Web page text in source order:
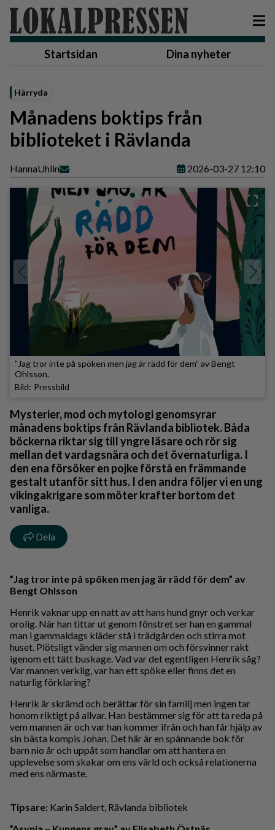
Startsidan Dina nyheter
Härryda
Månadens boktips från
biblioteket i Rävlanda
HannaUhlin 2026-03-27 12:10
”Jag tror inte på spöken men jag är rädd för dem” av Bengt
Ohlsson.
Pressbild
Mysterier, mod och mytologi genomsyrar
månadens boktips från Rävlanda bibliotek. Båda
böckerna riktar sig till yngre läsare och rör sig
mellan det vardagsnära och det övernaturliga. I
den ena försöker en pojke förstå en främmande
gestalt utanför sitt hus. I den andra följer vi en ung
vikingakrigare som möter krafter bortom det
vanliga.
Dela
”Jag tror inte på spöken men jag är rädd för dem” av
Bengt Ohlsson
Henrik vaknar upp en natt av att hans hund gnyr och verkar
orolig. När han tittar ut genom fönstret ser han en gammal
man i gammaldags kläder stå i trädgården och stirra mot
huset. Plötsligt vänder sig mannen om och försvinner rakt
igenom ett tätt buskage. Vad var det egentligen Henrik såg?
Var mannen verklig, var han ett spöke eller finns det en
naturlig förklaring?
Henrik är skrämd och berättar för sin familj men ingen tar
honom riktigt på allvar. Han bestämmer sig för att ta reda på
vem mannen är och var han kommer ifrån och han får hjälp av
sin bästa kompis Johan. Det här är en spännande bok för
barn nio år och uppåt som handlar om att hantera en
upplevelse som skakar om ens värld och också relationerna
med ens närmaste.
Tipsare: Karin Saldert, Rävlanda bibliotek